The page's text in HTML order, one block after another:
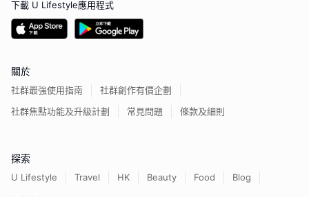
下載 U Lifestyle應用程式
關於
社群最強使用指南
社群創作有價企劃
社群焦點功能及升級計劃
常見問題 條款及細則
探索
U Lifestyle Travel HK Beauty Food
Blog